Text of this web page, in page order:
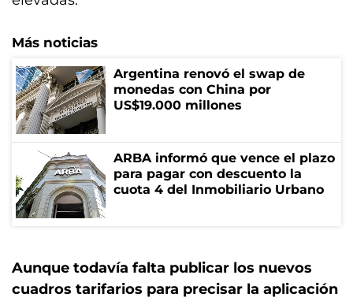
Más noticias
Argentina renovó el swap de
monedas con China por
US$19.000 millones
ARBA informó que vence el plazo
para pagar con descuento la
cuota 4 del Inmobiliario Urbano
Aunque todavía falta publicar los nuevos
cuadros tarifarios para precisar la aplicación